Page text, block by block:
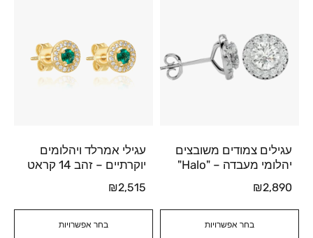
בחר אפשרויות
עגילים צמודים משובצים
יהלומי מעבדה – "Halo"
₪2,890
בחר אפשרויות
עגילי אמרלד ויהלומים
יוקרתיים – זהב 14 קראט
₪2,515